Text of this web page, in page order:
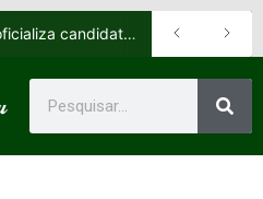
apoio a Orleans Brandão ao Governo do Maranhão